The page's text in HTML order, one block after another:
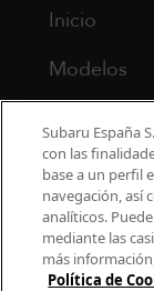
Inicio
Modelos
Finance
Propietarios
Contacto
Subaru España
con las
base a un perfil
navegación, así
analíticos.
mediante las
más
Política de